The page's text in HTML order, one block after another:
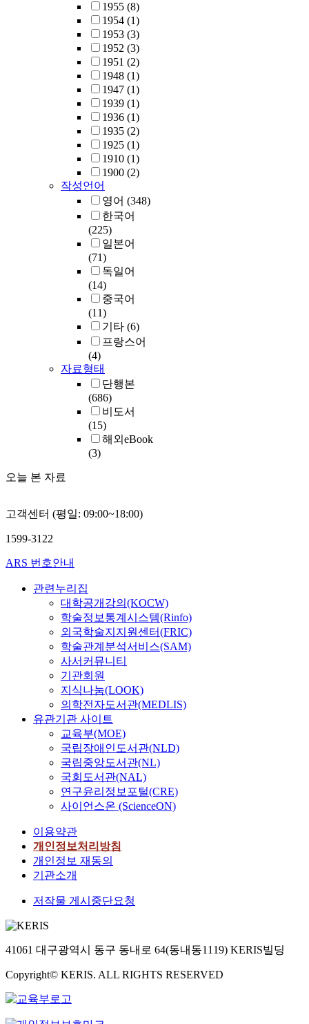
1955 (8)
1954 (1)
1953 (3)
1952 (3)
1951 (2)
1948 (1)
1947 (1)
1939 (1)
1936 (1)
1935 (2)
1925 (1)
1910 (1)
1900 (2)
작성언어
영어 (348)
한국어
(225)
일본어
(71)
독일어
(14)
중국어
(11)
기타 (6)
프랑스어
(4)
자료형태
단행본
(686)
비도서
(15)
해외eBook
(3)
오늘 본 자료
고객센터 (평일: 09:00~18:00)
1599-3122
ARS 번호안내
관련누리집
대학공개강의(KOCW)
학술정보통계시스템(Rinfo)
외국학술지지원센터(FRIC)
학술관계분석서비스(SAM)
사서커뮤니티
기관회원
지식나눔(LOOK)
의학전자도서관(MEDLIS)
유관기관 사이트
교육부(MOE)
국립장애인도서관(NLD)
국립중앙도서관(NL)
국회도서관(NAL)
연구윤리정보포털(CRE)
사이언스온 (ScienceON)
이용약관
개인정보처리방침
개인정보 재동의
기관소개
저작물 게시중단요청
41061 대구광역시 동구 동내로 64(동내동1119) KERIS빌딩
Copyright© KERIS. ALL RIGHTS RESERVED